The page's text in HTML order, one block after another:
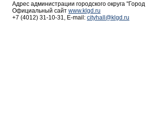
Адрес администрации городского округа
Официальный сайт www.klgd.ru
+7 (4012) 31-10-31, E-mail: cityhall@klgd.ru